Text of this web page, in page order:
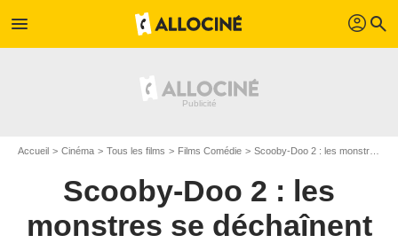
menu profil search
Accueil Cinéma Tous les films Films Comédie Scooby-Doo 2 : les monstres se déchaînent
Scooby-Doo 2 : les
monstres se déchaînent